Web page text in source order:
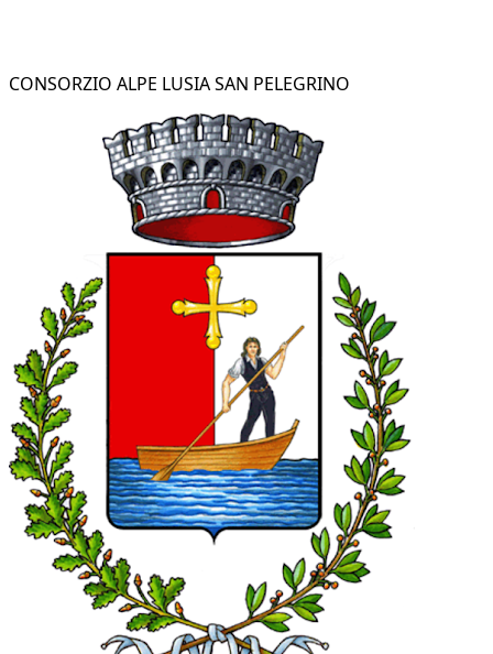
CONSORZIO ALPE LUSIA SAN PELEGRINO